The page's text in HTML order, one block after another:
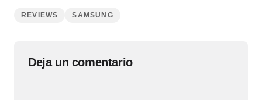
REVIEWS SAMSUNG
Deja un comentario